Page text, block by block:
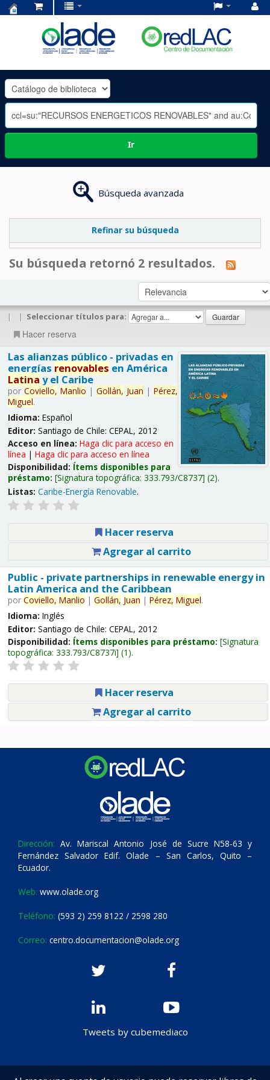
OLADE
-
Ir
Búsqueda avanzada
Refinar su búsqueda
Su búsqueda retornó 2 resultados.
| | Seleccionar títulos para:
Hacer reserva
Las alianzas público - privadas en
energías renovables en América
Latina y el Caribe
por Coviello, Manlio | Gollán, Juan | Pérez,
Miguel.
Idioma: Español
Editor: Santiago de Chile: CEPAL, 2012
Acceso en línea: Haga clic para acceso en
línea | Haga clic para acceso en línea
Disponibilidad: Ítems disponibles para
préstamo: Signatura topográfica: 333.793/C8737 (2).
Listas: Caribe-Energía Renovable.
Hacer reserva
Agregar al carrito
Public - private partnerships in renewable energy in
Latin America and the Caribbean
por Coviello, Manlio | Gollán, Juan | Pérez, Miguel.
Idioma: Inglés
Editor: Santiago de Chile: CEPAL, 2012
Disponibilidad: Ítems disponibles para préstamo: Signatura
topográfica: 333.793/C8737i (1).
Hacer reserva
Agregar al carrito
Dirección: Av. Mariscal Antonio José de Sucre N58-63 y
Fernández Salvador Edif. Olade – San Carlos, Quito –
Ecuador.
Web: www.olade.org
Teléfono: (593 2) 259 8122 / 2598 280
Correo: centro.documentacion@olade.org
Tweets by cubemediaco